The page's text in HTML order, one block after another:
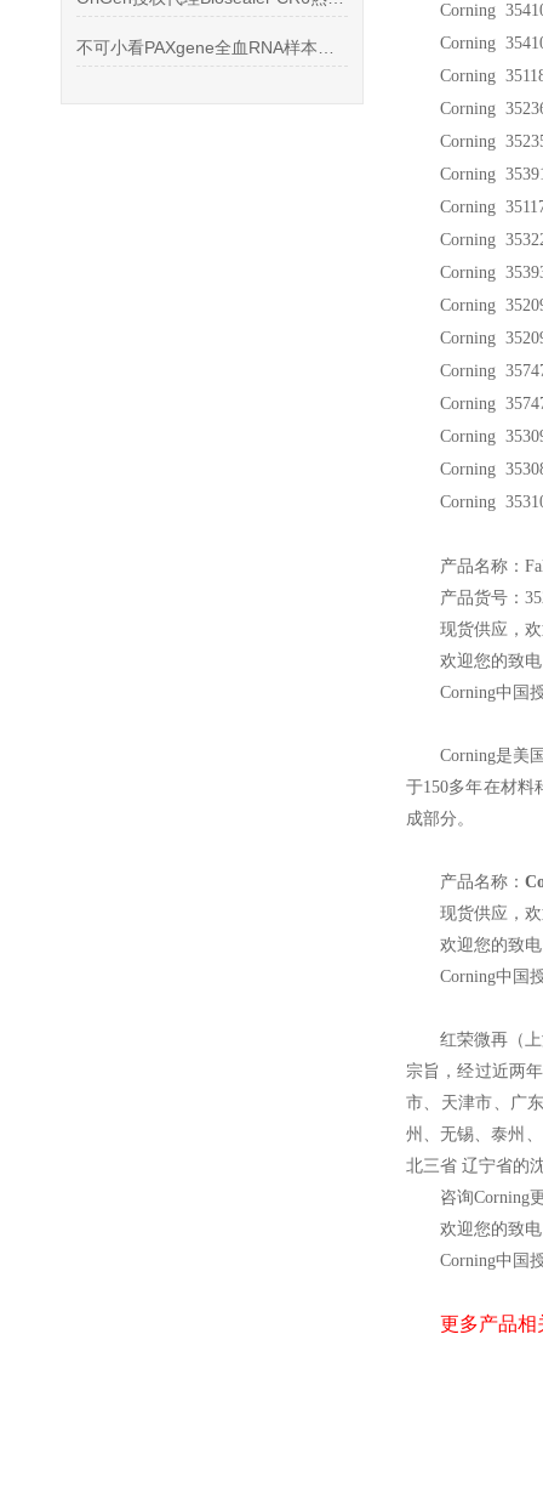
Corning
Corning
Corning
Corning
Corning
Corning
Corning
Corning
Corning
Corning
Corning
Corning
Corning
Corning
Corning
Corning
产品名称：
产品货号：
现货供应，
欢迎您的
Corning中国
Corning是美
于150多年在材料
成部分。
产品名称：
现货供应，
欢迎您的
Corning中国
红荣微再（
宗旨，经过近两
市、天津市、广
州、无锡、泰州
北三省 辽宁省的
咨询Corning
欢迎您的
Corning中国
更多产品相